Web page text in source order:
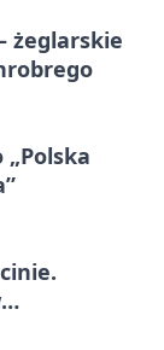
żeglarskie